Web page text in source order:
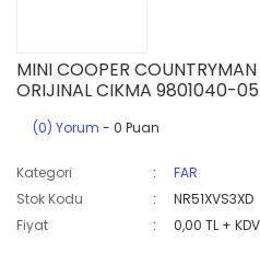
MINI COOPER
ORIJINAL CIKMA 9801040-05
(0) Yorum - 0 Puan
Kategori
FAR
Stok Kodu
NR51XVS3XD
Fiyat
0,00 TL + KDV